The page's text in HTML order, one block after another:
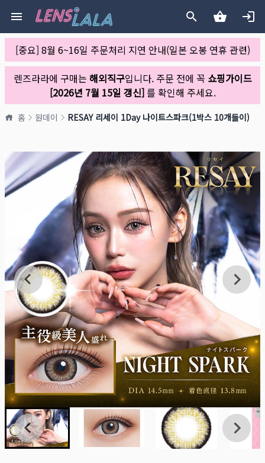
[중요] 8월 6~16일 주문처리 지연 안내(일본 오봉 연휴 관련)
렌즈라라에 구매는 해외직구입니다. 주문 전에 꼭 쇼핑가이드
[2026년 7월 15일 갱신]를 확인해 주세요.
홈 원데이 RESAY 리세이 1Day 나이트스파크(1박스 10개들이)